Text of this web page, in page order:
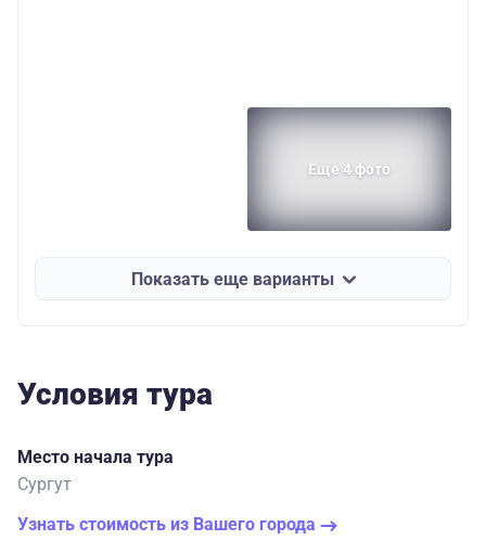
Еще 4 фото
Показать еще варианты
Условия тура
Место начала тура
Сургут
Узнать стоимость из Вашего города